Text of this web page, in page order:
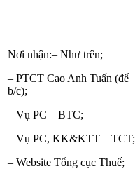
Nơi nhận:– Như trên;
– PTCT Cao Anh Tuấn (để
b/c);
– Vụ PC – BTC;
– Vụ PC, KK&KTT – TCT;
– Website Tổng cục Thuế;